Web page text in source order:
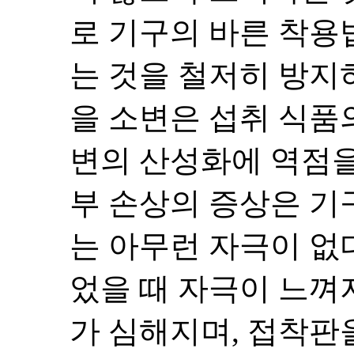
로 기구의 바른 착
는 것을 철저히 방지
을 소변은 섭취 식품
변의 산성화에 역점
부 손상의 증상은 기
는 아무런 자극이 없
었을 때 자극이 느껴
가 심해지며, 접착판